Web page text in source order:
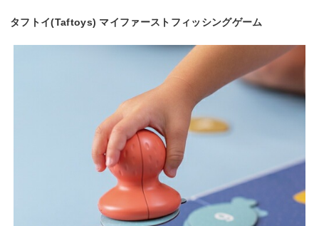
タフトイ(Taftoys) マイファーストフィッシングゲーム